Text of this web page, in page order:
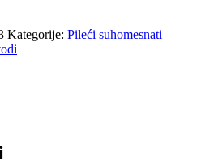
Kategorije: Pileći suhomesnati